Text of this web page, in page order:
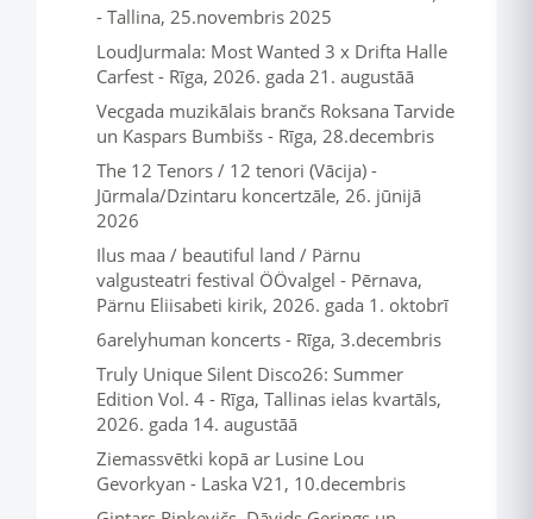
- Tallina, 25.novembris 2025
LoudJurmala: Most Wanted 3 x Drifta Halle
Carfest - Rīga, 2026. gada 21. augustāā
Vecgada muzikālais brančs Roksana Tarvide
un Kaspars Bumbišs - Rīga, 28.decembris
The 12 Tenors / 12 tenori (Vācija) -
Jūrmala/Dzintaru koncertzāle, 26. jūnijā
2026
Ilus maa / beautiful land / Pärnu
valgusteatri festival ÖÖvalgel - Pērnava,
Pärnu Eliisabeti kirik, 2026. gada 1. oktobrī
6arelyhuman koncerts - Rīga, 3.decembris
Truly Unique Silent Disco26: Summer
Edition Vol. 4 - Rīga, Tallinas ielas kvartāls,
2026. gada 14. augustāā
Ziemassvētki kopā ar Lusine Lou
Gevorkyan - Laska V21, 10.decembris